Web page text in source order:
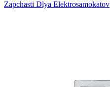
Zapchasti Dlya Elektrosamokatov